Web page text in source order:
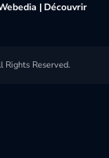
| Découvrir
Reserved.